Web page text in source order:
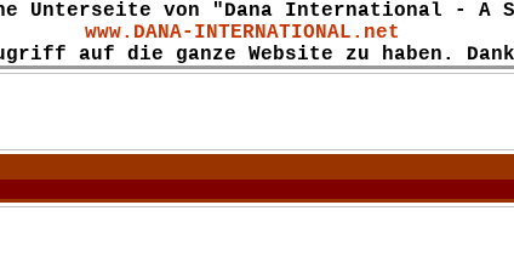
Unterseite von "Dana International - A
www.DANA-INTERNATIONAL.net
auf die ganze Website zu haben.